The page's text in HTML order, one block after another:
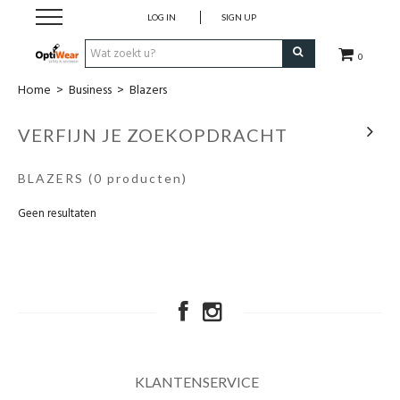
0
LOG IN SIGN UP
Werkkledij
Werkschoenen
Home > Business > Blazers
VERFIJN JE ZOEKOPDRACHT
BLAZERS (0 producten)
Geen resultaten
KLANTENSERVICE